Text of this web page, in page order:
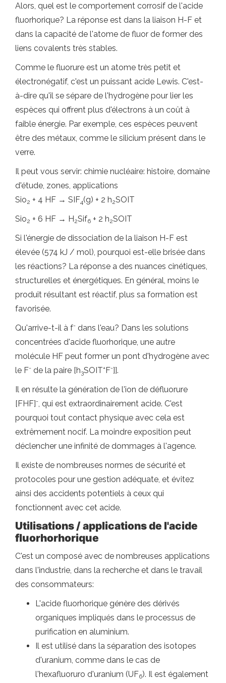
Alors, quel est le comportement corrosif de l'acide
fluorhorique? La réponse est dans la liaison H-F et
dans la capacité de l'atome de fluor de former des
liens covalents très stables.
Comme le fluorure est un atome très petit et
électronégatif, c'est un puissant acide Lewis. C'est-
à-dire qu'il se sépare de l'hydrogène pour lier les
espèces qui offrent plus d'électrons à un coût à
faible énergie. Par exemple, ces espèces peuvent
être des métaux, comme le silicium présent dans le
verre.
Il peut vous servir: chimie nucléaire: histoire, domaine
d'étude, zones, applications
Sio2 + 4 HF → SIF4(g) + 2 h2SOIT
Sio2 + 6 HF → H2Sif6 + 2 h2SOIT
Si l'énergie de dissociation de la liaison H-F est
élevée (574 kJ / mol), pourquoi est-elle brisée dans
les réactions? La réponse a des nuances cinétiques,
structurelles et énergétiques. En général, moins le
produit résultant est réactif, plus sa formation est
favorisée.
Qu'arrive-t-il à f- dans l'eau? Dans les solutions
concentrées d'acide fluorhorique, une autre
molécule HF peut former un pont d'hydrogène avec
le F- de la paire [h3SOIT+F-]].
Il en résulte la génération de l'ion de défluorure
[FHF]- , qui est extraordinairement acide. C'est
pourquoi tout contact physique avec cela est
extrêmement nocif. La moindre exposition peut
déclencher une infinité de dommages à l'agence.
Il existe de nombreuses normes de sécurité et
protocoles pour une gestion adéquate, et évitez
ainsi des accidents potentiels à ceux qui
fonctionnent avec cet acide.
Utilisations / applications de l'acide
fluorhorhorique
C'est un composé avec de nombreuses applications
dans l'industrie, dans la recherche et dans le travail
des consommateurs:
L'acide fluorhorique génère des dérivés
organiques impliqués dans le processus de
purification en aluminium.
Il est utilisé dans la séparation des isotopes
d'uranium, comme dans le cas de
l'hexafluoruro d'uranium (UF6). Il est également